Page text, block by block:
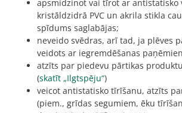
apsmidzinot vai tīrot ar antistatisko
kristāldzidrā PVC un akrila stikla
spīdums saglabājas;
neveido svēdras, arī tad, ja plēves
veidots ar iegremdēšanas
atzīts par piedevu pārtikas
(skatīt „Ilgtspēju“)
veicot antistatisko tīrīšanu, atzīts
(piem., grīdas segumiem, ēku